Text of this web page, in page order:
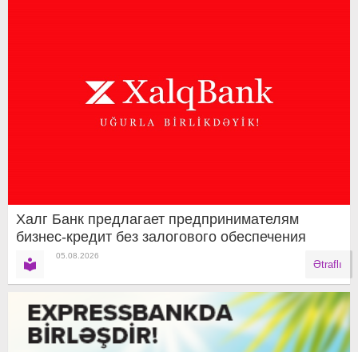
Халг Банк предлагает предпринимателям
бизнес-кредит без залогового обеспечения
05.08.2026
Ətraflı